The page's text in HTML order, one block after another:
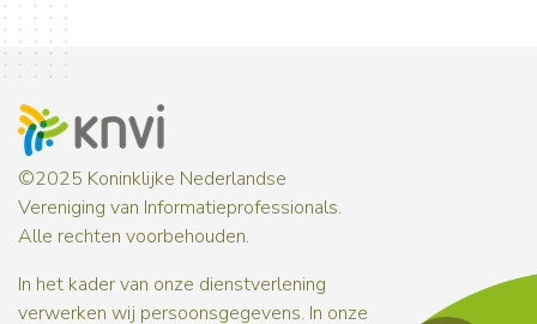
©2025 Koninklijke Nederlandse
Vereniging van Informatieprofessionals.
Alle rechten voorbehouden.
In het kader van onze dienstverlening
verwerken wij persoonsgegevens. In onze